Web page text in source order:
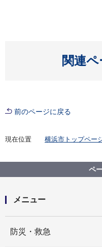
関連
前のページに戻る
現在位置 横浜市トップペー
旭
よみがえる昭和
2.上白根町
ペ
メニュー
防災・救急